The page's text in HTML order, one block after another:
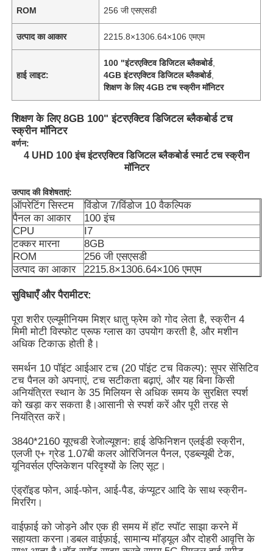
होम
उत्पाद
वीडियो
ROM 256 जी एसएसडी
उत्पाद का आकार 2215.8×1306.64×106 एमएम
हाई लाइट:
100 "इंटरएक्टिव डिजिटल ब्लैकबोर्ड,
4GB इंटरएक्टिव डिजिटल ब्लैकबोर्ड,
शिक्षण के लिए 4GB टच स्क्रीन मॉनिटर
शिक्षण के लिए 8GB 100" इंटरएक्टिव डिजिटल ब्लैकबोर्ड टच
स्क्रीन मॉनिटर
वर्णन:
4 UHD 100 इंच इंटरएक्टिव डिजिटल ब्लैकबोर्ड स्मार्ट टच स्क्रीन
मॉनिटर
उत्पाद की विशेषताएं:
ऑपरेटिंग सिस्टम
विंडोज 7/विंडोज 10 वैकल्पिक
पैनल का आकार
100 इंच
CPU
I7
टक्कर मारना
8GB
ROM
256 जी एसएसडी
उत्पाद का आकार
2215.8×1306.64×106 एमएम
सुविधाएँ और पैरामीटर:
पूरा शरीर एल्यूमीनियम मिश्र धातु फ्रेम को गोद लेता है, स्क्रीन 4
मिमी मोटी विस्फोट प्रूफ ग्लास का उपयोग करती है, और मशीन
अधिक टिकाऊ होती है।
समर्थन 10 पॉइंट आईआर टच (20 पॉइंट टच विकल्प): सुपर सेंसिटिव
टच पैनल को अपनाएं, टच सटीकता बढ़ाएं, और यह बिना किसी
अनियंत्रित स्थान के 35 मिलियन से अधिक समय के सुरक्षित स्पर्श
को खड़ा कर सकता है।आसानी से स्पर्श करें और पूरी तरह से
नियंत्रित करें।
3840*2160 यूएचडी रेजोल्यूशन: हाई डेफिनिशन एलईडी स्क्रीन,
एलजी ए+ ग्रेड 1.07बी कलर ओरिजिनल पैनल, एडब्ल्यूबी टेक,
यूनिवर्सल एप्लिकेशन परिदृश्यों के लिए सूट।
एंड्रॉइड फोन, आई-फोन, आई-पैड, कंप्यूटर आदि के साथ स्क्रीन-
मिररिंग।
वाईफ़ाई को जोड़ने और एक ही समय में हॉट स्पॉट साझा करने में
सहायता करना।डबल वाईफ़ाई, सामान्य मॉड्यूल और दोहरी आवृत्ति के